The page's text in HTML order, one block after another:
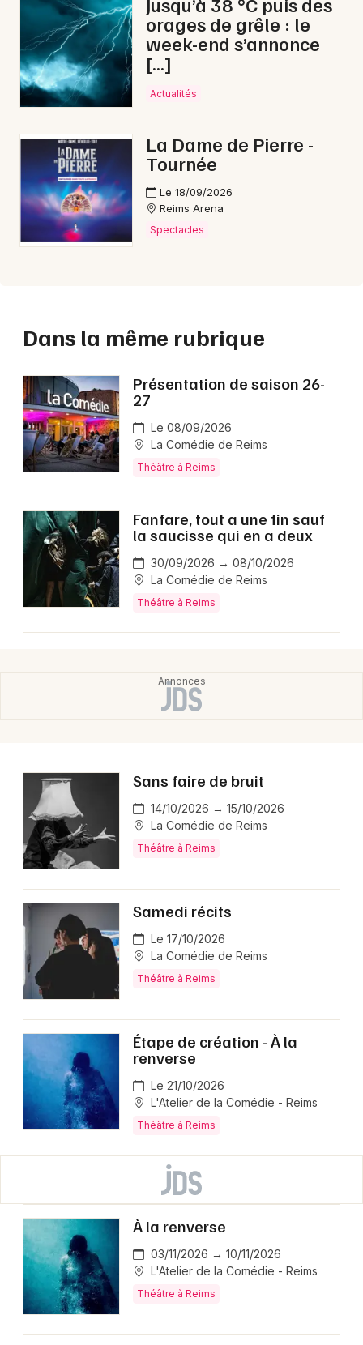
orages de grêle : le
week-end s’annonce
[…]
Actualités
La Dame de Pierre -
Tournée
Le 18/09/2026
Reims Arena
Spectacles
Dans la même rubrique
Présentation de saison 26-
27
Le 08/09/2026
La Comédie de Reims
Théâtre à Reims
Fanfare, tout a une fin sauf
la saucisse qui en a deux
30/09/2026 → 08/10/2026
La Comédie de Reims
Théâtre à Reims
Sans faire de bruit
14/10/2026 → 15/10/2026
La Comédie de Reims
Théâtre à Reims
Samedi récits
Le 17/10/2026
La Comédie de Reims
Théâtre à Reims
Étape de création - À la
renverse
Le 21/10/2026
L'Atelier de la Comédie - Reims
Théâtre à Reims
À la renverse
03/11/2026 → 10/11/2026
L'Atelier de la Comédie - Reims
Théâtre à Reims